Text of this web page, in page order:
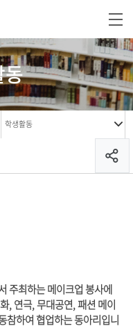
동
학생활동
주최하는 메이크업 봉사에
,연극,무대공연,패션 메이
참하여 협업하는 동아리입니